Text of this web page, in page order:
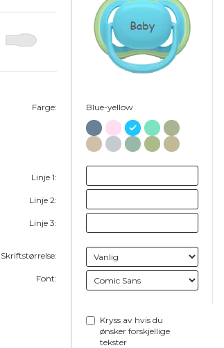
Farge:
Linje 1:
Linje 2:
Linje 3:
Skriftstørrelse:
Font:
Baby
Blue-yellow
Kryss av hvis du
ønsker forskjellige
tekster